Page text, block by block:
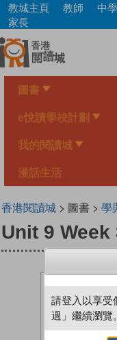
Skip
main
content
教城主頁 教師 中
家長
圖書
e悅讀學校計劃
我的閱讀城
漫話生活
香港閱讀城> 圖書 > 學
Unit 9
請登入以享受
過」繼續瀏覽。